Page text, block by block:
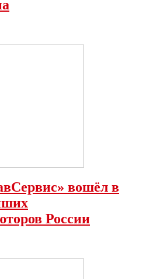
вошёл в
России